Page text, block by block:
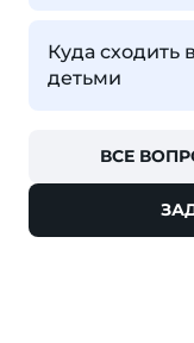
Куда сходить
детьми
ВСЕ